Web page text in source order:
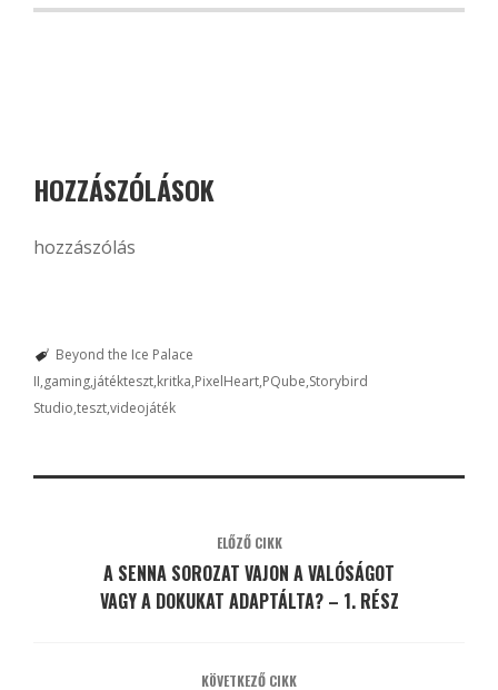
HOZZÁSZÓLÁSOK
hozzászólás
Beyond the Ice Palace
II gaming játékteszt kritka PixelHeart PQube Storybird
Studio tesztvideojáték
ELŐZŐ CIKK
A SENNA SOROZAT VAJON A VALÓSÁGOT
VAGY A DOKUKAT ADAPTÁLTA? – 1. RÉSZ
KÖVETKEZŐ CIKK